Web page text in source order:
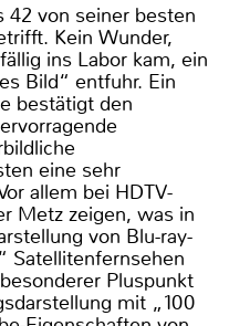
42 von seiner besten
Kein Wunder,
ins Labor kam, ein
Bild“ entfuhr. Ein
bestätigt den
eine sehr
allem bei HDTV-
Metz zeigen, was in
von Blu-ray-
Satellitenfernsehen
Pluspunkt
mit „100